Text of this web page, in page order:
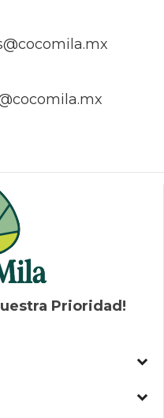
Prioridad!